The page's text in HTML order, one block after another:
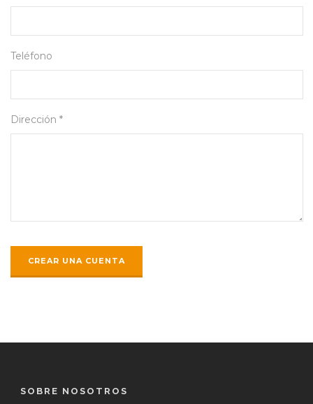
Teléfono
Dirección *
SOBRE NOSOTROS